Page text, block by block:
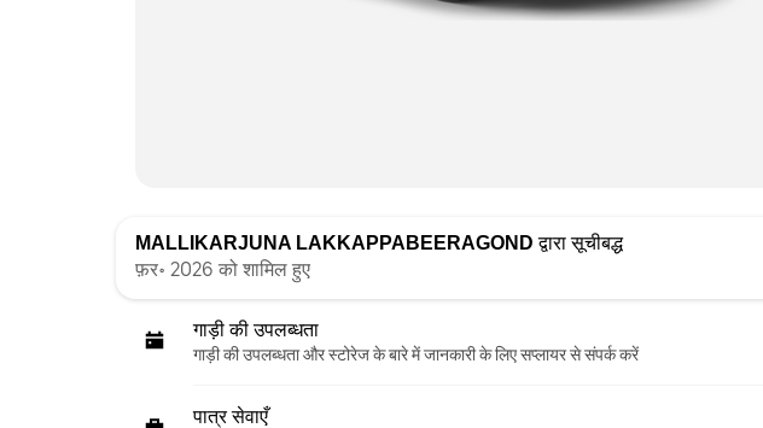
MALLIKARJUNA LAKKAPPABEERAGOND द्वारा सूचीबद्ध
फ़र॰ 2026 को शामिल हुए
गाड़ी की उपलब्धता
गाड़ी की उपलब्धता और स्‍टोरेज के बारे में जानकारी के लिए सप्लायर से संपर्क करें
पात्र सेवाएँ